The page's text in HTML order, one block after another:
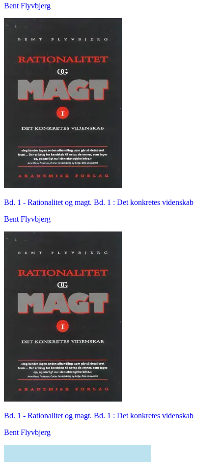
Bent Flyvbjerg
Bd. 1 - Rationalitet og magt. Bd. 1 : Det konkretes videnskab
Bent Flyvbjerg
Bd. 1 - Rationalitet og magt. Bd. 1 : Det konkretes videnskab
Bent Flyvbjerg